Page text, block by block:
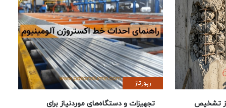
تشخیص
رپورتاژ
تجهیزات و دستگاه‌های موردنیاز برای